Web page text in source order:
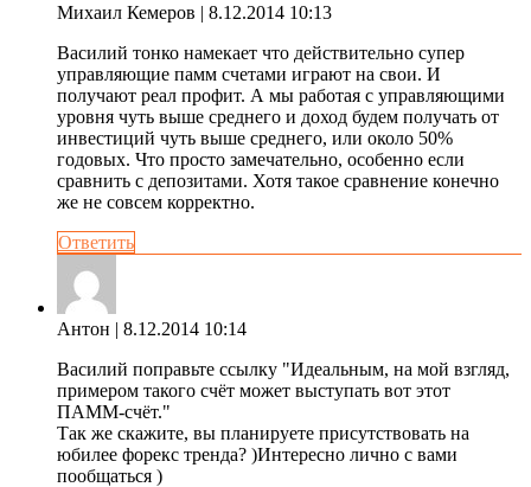
Михаил Кемеров | 8.12.2014 10:13
Василий тонко намекает что действительно супер
управляющие памм счетами играют на свои. И
получают реал профит. А мы работая с управляющими
уровня чуть выше среднего и доход будем получать от
инвестиций чуть выше среднего, или около 50%
годовых. Что просто замечательно, особенно если
сравнить с депозитами. Хотя такое сравнение конечно
же не совсем корректно.
Ответить
Антон | 8.12.2014 10:14
Василий поправьте ссылку "Идеальным, на мой взгляд,
примером такого счёт может выступать вот этот
ПАММ-счёт."
Так же скажите, вы планируете присутствовать на
юбилее форекс тренда? )Интересно лично с вами
пообщаться )